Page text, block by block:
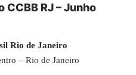
RJ – Junho
Rio de Janeiro
– Rio de Janeiro